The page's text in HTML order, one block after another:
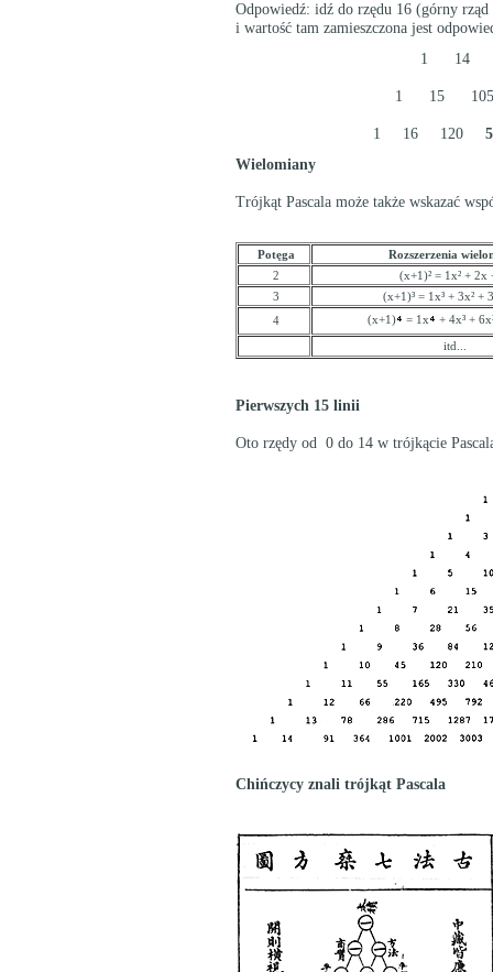
Odpowiedź: idź do rzędu 16 (górny
i wartość tam zamieszczona jest
1 14
1 15
1 16 120
Wielomiany
Trójkąt Pascala może także wskazać
Potęga
Rozszerzenia
2
(x+1)² = 1x² + 2x
3
(x+1)³ = 1x³ + 3x² +
4
(x+1) = 1x + 4x³ +
itd...
Pierwszych 15 linii
Oto rzędy od 0 do 14 w trójkącie
Chińczycy znali trójkąt Pascala